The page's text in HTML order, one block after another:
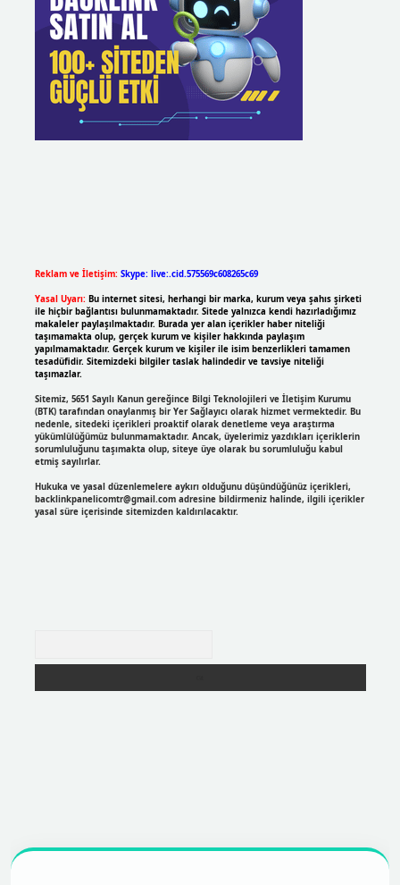
Reklam ve İletişim: Skype: live:.cid.575569c608265c69
Yasal Uyarı: Bu internet sitesi, herhangi bir marka, kurum veya şahıs şirketi
ile hiçbir bağlantısı bulunmamaktadır. Sitede yalnızca kendi hazırladığımız
makaleler paylaşılmaktadır. Burada yer alan içerikler haber niteliği
taşımamakta olup, gerçek kurum ve kişiler hakkında paylaşım
yapılmamaktadır. Gerçek kurum ve kişiler ile isim benzerlikleri tamamen
tesadüfidir. Sitemizdeki bilgiler taslak halindedir ve tavsiye niteliği
taşımazlar.
Sitemiz, 5651 Sayılı Kanun gereğince Bilgi Teknolojileri ve İletişim Kurumu
(BTK) tarafından onaylanmış bir Yer Sağlayıcı olarak hizmet vermektedir. Bu
nedenle, sitedeki içerikleri proaktif olarak denetleme veya araştırma
yükümlülüğümüz bulunmamaktadır. Ancak, üyelerimiz yazdıkları içeriklerin
sorumluluğunu taşımakta olup, siteye üye olarak bu sorumluluğu kabul
etmiş sayılırlar.
Hukuka ve yasal düzenlemelere aykırı olduğunu düşündüğünüz içerikleri,
backlinkpanelicomtr@gmail.comadresine bildirmeniz halinde, ilgili içerikler
yasal süre içerisinde sitemizden kaldırılacaktır.